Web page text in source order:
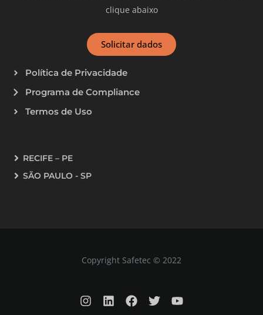
clique abaixo
Solicitar dados
Política de Privacidade
Programa de Compliance
Termos de Uso
RECIFE – PE
SÃO PAULO - SP
Copyright Safetec © 2022